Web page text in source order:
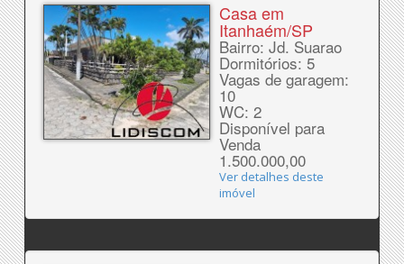
Casa em
Itanhaém/SP
Bairro: Jd. Suarao
Dormitórios: 5
Vagas de garagem:
10
WC: 2
Disponível para
Venda
1.500.000,00
Ver detalhes deste
imóvel